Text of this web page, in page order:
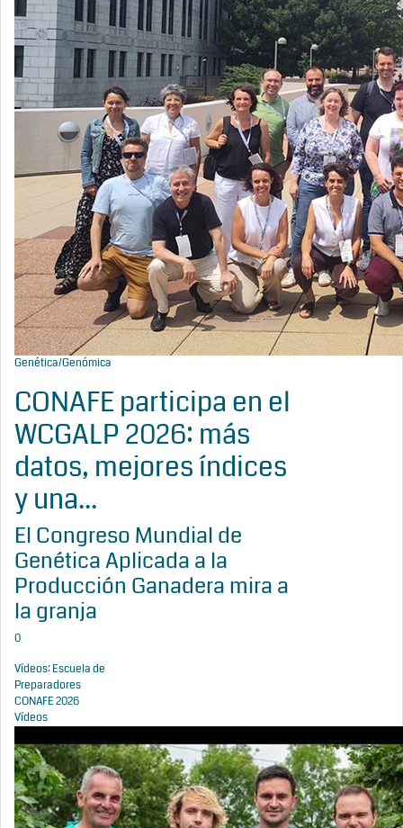
Genética/Genómica
CONAFE participa en el
WCGALP 2026: más
datos, mejores índices
y una...
El Congreso Mundial de
Genética Aplicada a la
Producción Ganadera mira a
la granja
0
Vídeos: Escuela de
Preparadores
CONAFE 2026
Vídeos